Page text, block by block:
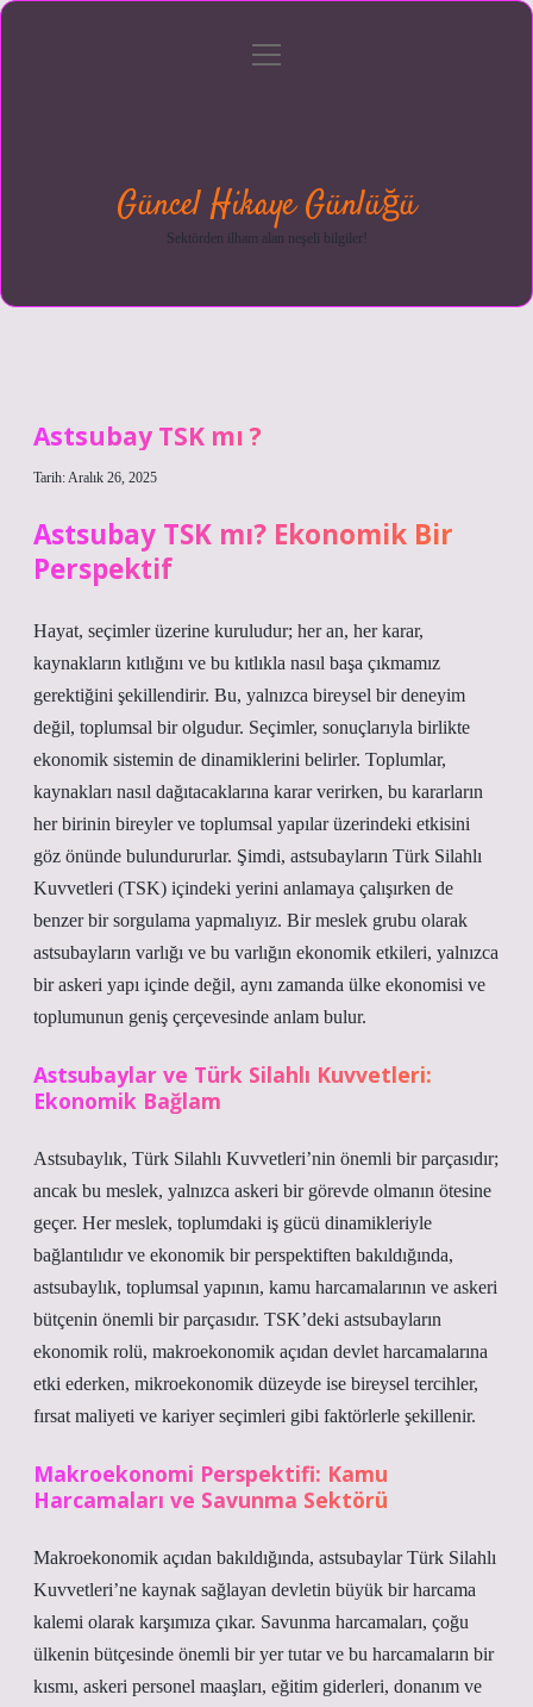
menüyü
Güncel Hikaye Günlüğü
Sektörden ilham alan neşeli bilgiler!
Astsubay TSK mı ?
Tarih: Aralık 26, 2025
Astsubay TSK mı? Ekonomik Bir
Perspektif
Hayat, seçimler üzerine kuruludur; her an, her karar,
kaynakların kıtlığını ve bu kıtlıkla nasıl başa çıkmamız
gerektiğini şekillendirir. Bu, yalnızca bireysel bir deneyim
değil, toplumsal bir olgudur. Seçimler, sonuçlarıyla birlikte
ekonomik sistemin de dinamiklerini belirler. Toplumlar,
kaynakları nasıl dağıtacaklarına karar verirken, bu kararların
her birinin bireyler ve toplumsal yapılar üzerindeki etkisini
göz önünde bulundururlar. Şimdi, astsubayların Türk Silahlı
Kuvvetleri (TSK) içindeki yerini anlamaya çalışırken de
benzer bir sorgulama yapmalıyız. Bir meslek grubu olarak
astsubayların varlığı ve bu varlığın ekonomik etkileri, yalnızca
bir askeri yapı içinde değil, aynı zamanda ülke ekonomisi ve
toplumunun geniş çerçevesinde anlam bulur.
Astsubaylar ve Türk Silahlı Kuvvetleri:
Ekonomik Bağlam
Astsubaylık, Türk Silahlı Kuvvetleri’nin önemli bir parçasıdır;
ancak bu meslek, yalnızca askeri bir görevde olmanın ötesine
geçer. Her meslek, toplumdaki iş gücü dinamikleriyle
bağlantılıdır ve ekonomik bir perspektiften bakıldığında,
astsubaylık, toplumsal yapının, kamu harcamalarının ve askeri
bütçenin önemli bir parçasıdır. TSK’deki astsubayların
ekonomik rolü, makroekonomik açıdan devlet harcamalarına
etki ederken, mikroekonomik düzeyde ise bireysel tercihler,
fırsat maliyeti ve kariyer seçimleri gibi faktörlerle şekillenir.
Makroekonomi Perspektifi: Kamu
Harcamaları ve Savunma Sektörü
Makroekonomik açıdan bakıldığında, astsubaylar Türk Silahlı
Kuvvetleri’ne kaynak sağlayan devletin büyük bir harcama
kalemi olarak karşımıza çıkar. Savunma harcamaları, çoğu
ülkenin bütçesinde önemli bir yer tutar ve bu harcamaların bir
kısmı, askeri personel maaşları, eğitim giderleri, donanım ve